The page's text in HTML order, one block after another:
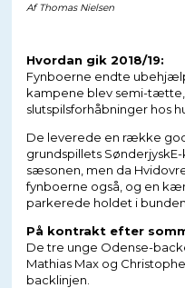
AfThomas Nielsen
Hvordan gik 2018/19:
Fynboerne endte
kampene blev semi-tætte,
slutspilsforhåbninger hos
De leverede en række
grundspillets
sæsonen, men da
fynboerne også, og en
parkerede holdet i
På kontrakt efter
De tre unge Odense-
Mathias Max og
backlinjen.